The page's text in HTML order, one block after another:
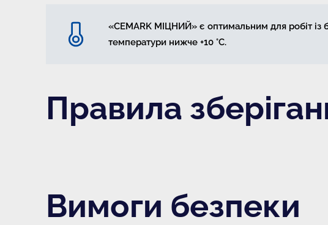
«CEMARK МІЦНИЙ» є оптимальним для робіт із
температури нижче +10 °С.
Правила
Вимоги безпеки